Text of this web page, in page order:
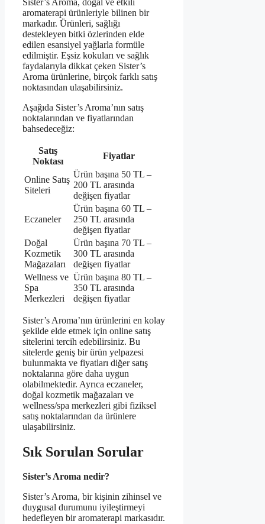
aromaterapi ürünleriyle bilinen bir
markadır. Ürünleri, sağlığı
destekleyen bitki özlerinden elde
edilen esansiyel yağlarla formüle
edilmiştir. Eşsiz kokuları ve sağlık
faydalarıyla dikkat çeken Sister’s
Aroma ürünlerine, birçok farklı satış
noktasından ulaşabilirsiniz.
Aşağıda Sister’s Aroma’nın satış
noktalarından ve fiyatlarından
bahsedeceğiz:
Satış
Noktası
Fiyatlar
Online Satış
Siteleri
Ürün başına 50 TL –
200 TL arasında
değişen fiyatlar
Eczaneler
Ürün başına 60 TL –
250 TL arasında
değişen fiyatlar
Doğal
Kozmetik
Mağazaları
Ürün başına 70 TL –
300 TL arasında
değişen fiyatlar
Wellness ve
Spa
Merkezleri
Ürün başına 80 TL –
350 TL arasında
değişen fiyatlar
Sister’s Aroma’nın ürünlerini en kolay
şekilde elde etmek için online satış
sitelerini tercih edebilirsiniz. Bu
sitelerde geniş bir ürün yelpazesi
bulunmakta ve fiyatları diğer satış
noktalarına göre daha uygun
olabilmektedir. Ayrıca eczaneler,
doğal kozmetik mağazaları ve
wellness/spa merkezleri gibi fiziksel
satış noktalarından da ürünlere
ulaşabilirsiniz.
Sık Sorulan Sorular
Sister’s Aroma nedir?
Sister’s Aroma, bir kişinin zihinsel ve
duygusal durumunu iyileştirmeyi
hedefleyen bir aromaterapi markasıdır.